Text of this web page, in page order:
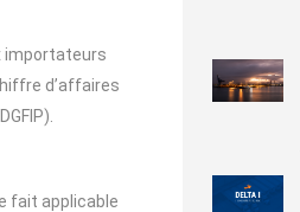
importateurs
d’affaires
fait applicable